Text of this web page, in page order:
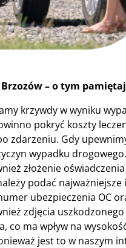
– o tym
krzywdy w wyniku
pokryć koszty
zdarzeniu. Gdy
wypadku
złożenie
podać
ubezpieczenia OC
zdjęcia
co ma wpływ na
jest to w naszym